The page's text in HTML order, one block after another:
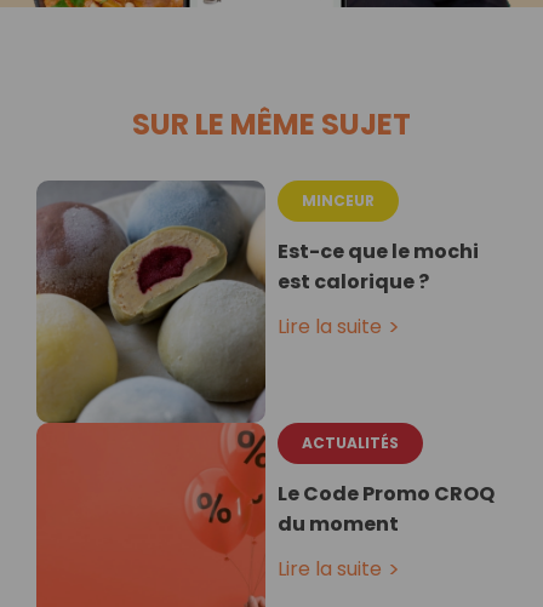
SUR LE MÊME SUJET
MINCEUR
Est-ce que le mochi
est calorique ?
Lire la suite
ACTUALITÉS
Le Code Promo CROQ
du moment
Lire la suite